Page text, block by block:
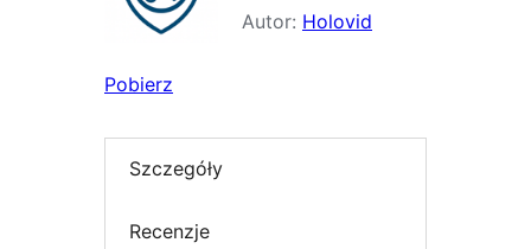
Autor: Holovid
Pobierz
Szczegóły
Recenzje